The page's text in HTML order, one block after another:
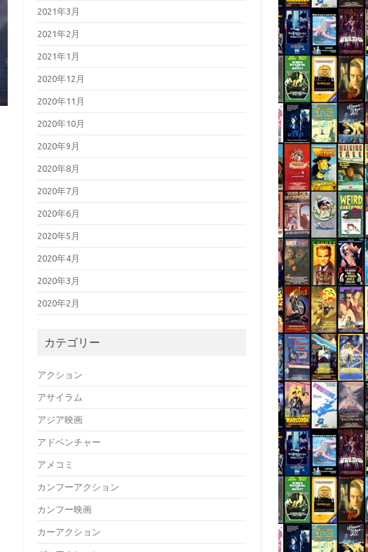
2021年3月
2021年2月
2021年1月
2020年12月
2020年11月
2020年10月
2020年9月
2020年8月
2020年7月
2020年6月
2020年5月
2020年4月
2020年3月
2020年2月
カテゴリー
アクション
アサイラム
アジア映画
アドベンチャー
アメコミ
カンフーアクション
カンフー映画
カーアクション